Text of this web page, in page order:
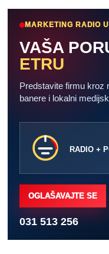
MARKETING RADIO
VAŠA
ETRU
Predstavite firmu kroz
banere i lokalni
RADIO +
OGLAŠAVAJTE SE
031 513 256